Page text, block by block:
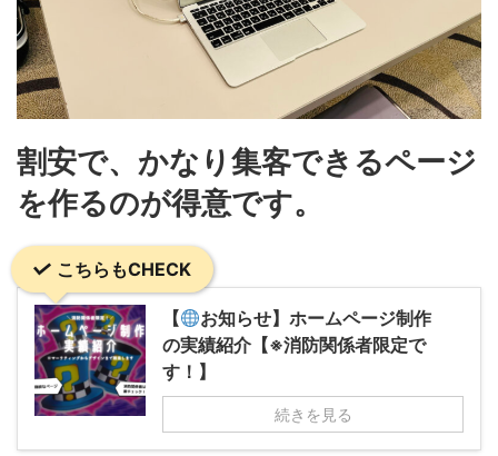
割安で、かなり集客できるページ
を作るのが得意です。
こちらもCHECK
【
お知らせ】ホームページ制作
の実績紹介【※消防関係者限定で
す！】
続きを見る